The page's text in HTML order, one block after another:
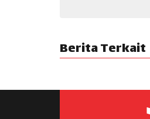
Berita Terkait